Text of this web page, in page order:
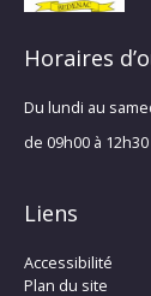
Horaires
Du lundi au
de 09h00 à 12h30
Liens
Accessibilité
Plan du site